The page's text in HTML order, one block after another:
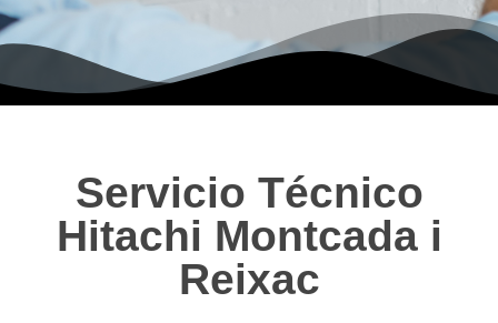
Servicio Técnico
Hitachi Montcada i
Reixac